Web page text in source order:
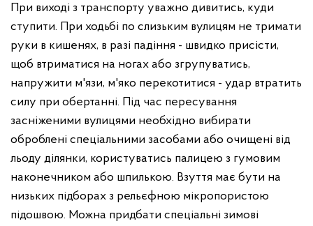
При виході з транспорту уважно дивитись, куди
ступити. При ходьбі по слизьким вулицям не тримати
руки в кишенях, в разі падіння - швидко присісти,
щоб втриматися на ногах або згрупуватись,
напружити м'язи, м'яко перекотитися - удар втратить
силу при обертанні. Під час пересування
засніженими вулицями необхідно вибирати
оброблені спеціальними засобами або очищені від
льоду ділянки, користуватись палицею з гумовим
наконечником або шпилькою. Взуття має бути на
низьких підборах з рельєфною мікропористою
підошвою. Можна придбати спеціальні зимові